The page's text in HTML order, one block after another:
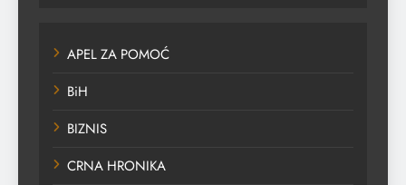
APEL ZA POMOĆ
BiH
BIZNIS
CRNA HRONIKA